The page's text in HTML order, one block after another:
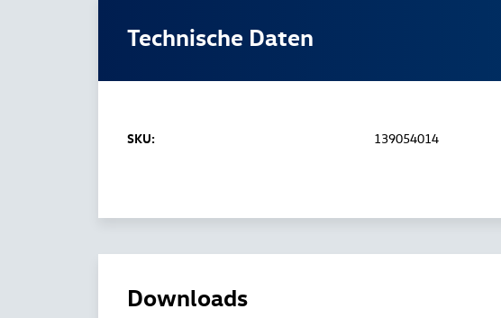
Technische Daten
SKU: 139054014
Downloads